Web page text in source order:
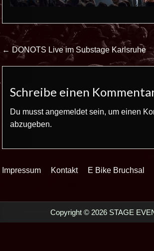
Beitrags-
Navigation
← DONOTS Live im Substage Karlsruhe
Schreibe einen
Du musstangemeldetsein, um einen
abzugeben.
Impressum Kontakt E Bike Bruchsal
Copyright © 2026 STAGE